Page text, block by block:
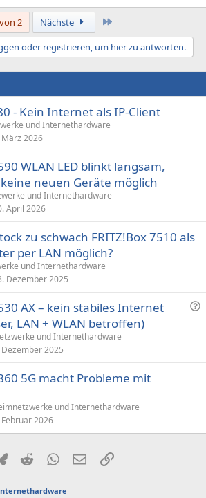
2 Nächste
oder registrieren, um hier zu antworten.
- Kein Internet als IP-Client
und Internethardware
März 2026
WLAN LED blinkt langsam,
neuen Geräte möglich
und Internethardware
April 2026
zu schwach FRITZ!Box 7510 als
per LAN möglich?
und Internethardware
Dezember 2025
F
e
AX – kein stabiles Internet
LAN + WLAN betroffen)
und Internethardware
Dezember 2025
5G macht Probleme mit
und Internethardware
Februar 2026
BlueskyRedditWhatsApp
E-MailLink